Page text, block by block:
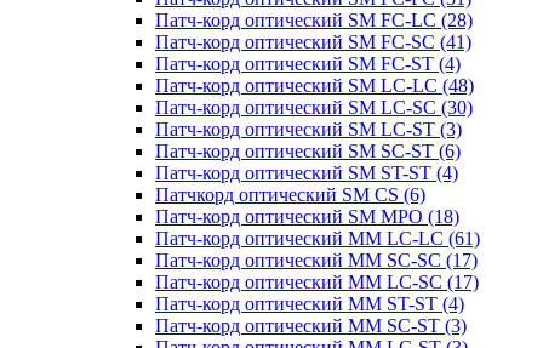
Патч-корд оптический SM FC-LC (28)
Патч-корд оптический SM FC-SC (41)
Патч-корд оптический SM FC-ST (4)
Патч-корд оптический SM LC-LC (48)
Патч-корд оптический SM LC-SC (30)
Патч-корд оптический SM LC-ST (3)
Патч-корд оптический SM SC-ST (6)
Патч-корд оптический SM ST-ST (4)
Патчкорд оптический SM CS (6)
Патч-корд оптический SM MPO (18)
Патч-корд оптический MM LC-LC (61)
Патч-корд оптический MM SC-SC (17)
Патч-корд оптический MM LC-SC (17)
Патч-корд оптический MM ST-ST (4)
Патч-корд оптический MM SC-ST (3)